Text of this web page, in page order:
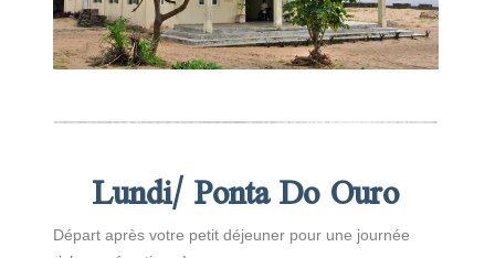
Lundi/ Ponta Do Ouro
Départ après votre petit déjeuner pour une journée